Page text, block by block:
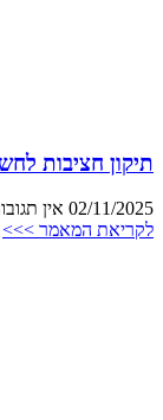
תיקון חציבות
02/11/2025 אין
לקריאת המאמר >>>